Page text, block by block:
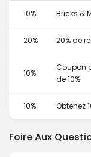
10% Bricks &
20% 20% de
10%
Coupon
de 10%
10% Obtenez
Foire Aux